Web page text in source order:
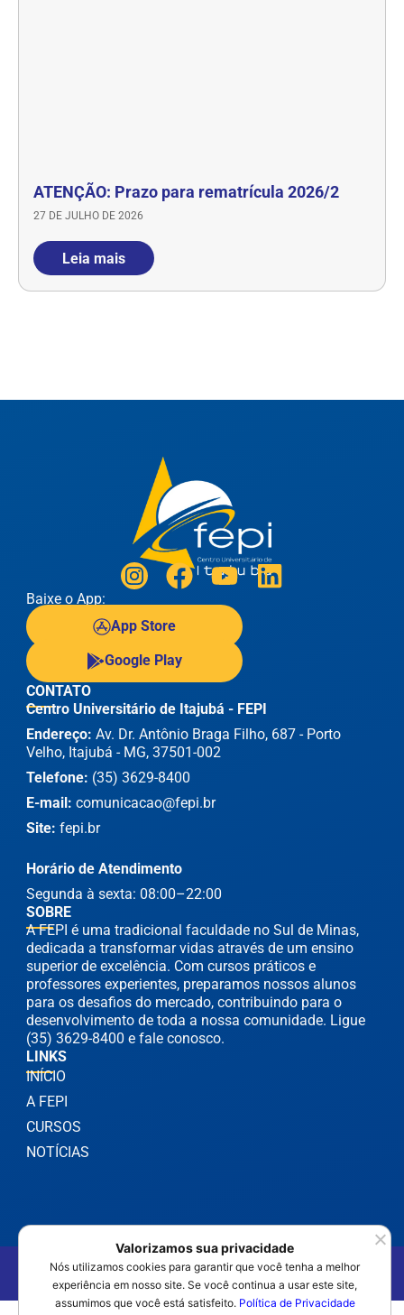
ATENÇÃO: Prazo para rematrícula 2026/2
27 DE JULHO DE 2026
Leia mais
Baixe o App:
App Store
Google Play
SOBRE
A FEPI é uma tradicional faculdade no Sul de Minas,
dedicada a transformar vidas através de um ensino
superior de excelência. Com cursos práticos e
professores experientes, preparamos nossos alunos
para os desafios do mercado, contribuindo para o
desenvolvimento de toda a nossa comunidade. Ligue
(35) 3629-8400 e fale conosco.
LINKS
INÍCIO
A FEPI
CURSOS
NOTÍCIAS
CONTATO
Centro Universitário de Itajubá - FEPI
Endereço: Av. Dr. Antônio Braga Filho, 687 - Porto
Velho, Itajubá - MG, 37501-002
Telefone: (35) 3629-8400
E-mail: comunicacao@fepi.br
Site: fepi.br
Horário de Atendimento
Segunda à sexta: 08:00–22:00
©2025 FEPI Itajubá - Todos os Direitos Reservados
Política de Privacidade
Valorizamos sua privacidade
Nós utilizamos cookies para garantir que você tenha a melhor
experiência em nosso site. Se você continua a usar este site,
assumimos que você está satisfeito. Política de Privacidade